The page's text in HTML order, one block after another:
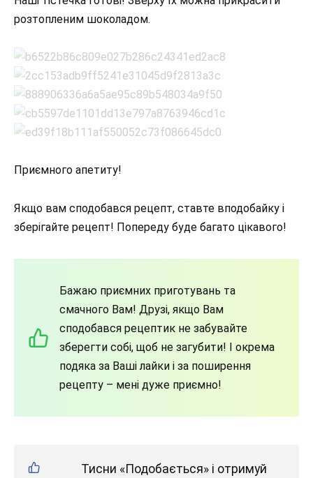
розтопленим шоколадом.
Приємного апетиту!
Якщо вам сподобався рецепт, ставте вподобайку і
зберігайте рецепт! Попереду буде багато цікавого!
Бажаю приємних приготувань та
смачного Вам! Друзі, якщо Вам
сподобався рецептик не забувайте
зберегти собі, щоб не загубити! І окрема
подяка за Ваші лайки і за поширення
рецепту – мені дуже приємно!
Тисни «Подобається» і отримуй